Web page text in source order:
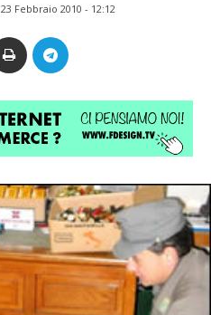
23 Febbraio 2010 - 12:12